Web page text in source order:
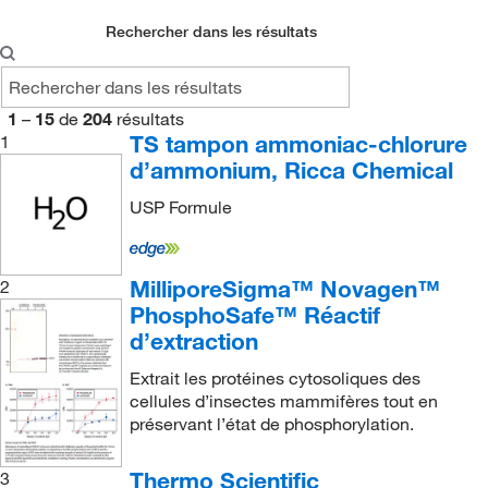
Rechercher dans les résultats
1 – 15 de 204 résultats
1
TS tampon ammoniac-chlorure
d’ammonium, Ricca Chemical
USP Formule
2
MilliporeSigma™ Novagen™
PhosphoSafe™ Réactif
d’extraction
Extrait les protéines cytosoliques des
cellules d’insectes mammifères tout en
préservant l’état de phosphorylation.
3 Thermo Scientific